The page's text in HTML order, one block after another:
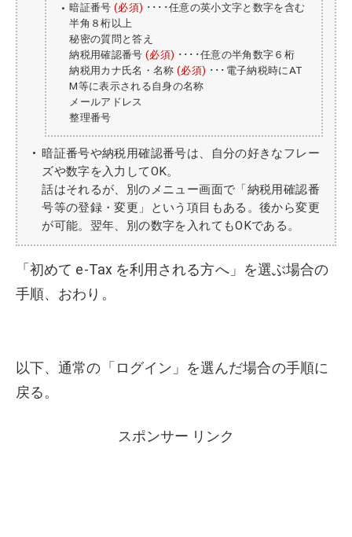
暗証番号 (必須) ････任意の英小文字と数字を含む
半角８桁以上
秘密の質問と答え
納税用確認番号 (必須) ････任意の半角数字６桁
納税用カナ氏名・名称 (必須) ･･･電子納税時にAT
M等に表示される自身の名称
メールアドレス
整理番号
暗証番号や納税用確認番号は、自分の好きなフレー
ズや数字を入力してOK。
話はそれるが、別のメニュー画面で「納税用確認番
号等の登録・変更」という項目もある。後から変更
が可能。翌年、別の数字を入れてもOKである。
「初めて e-Tax を利用される方へ」を選ぶ場合の
手順、おわり。
以下、通常の「ログイン」を選んだ場合の手順に
戻る。
スポンサー リンク